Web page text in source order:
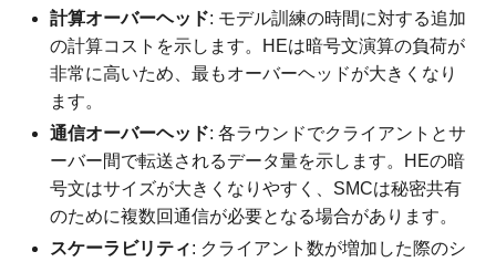
計算オーバーヘッド: モデル訓練の時間に対する追加
の計算コストを示します。HEは暗号文演算の負荷が
非常に高いため、最もオーバーヘッドが大きくなり
ます。
通信オーバーヘッド: 各ラウンドでクライアントとサ
ーバー間で転送されるデータ量を示します。HEの暗
号文はサイズが大きくなりやすく、SMCは秘密共有
のために複数回通信が必要となる場合があります。
スケーラビリティ: クライアント数が増加した際のシ